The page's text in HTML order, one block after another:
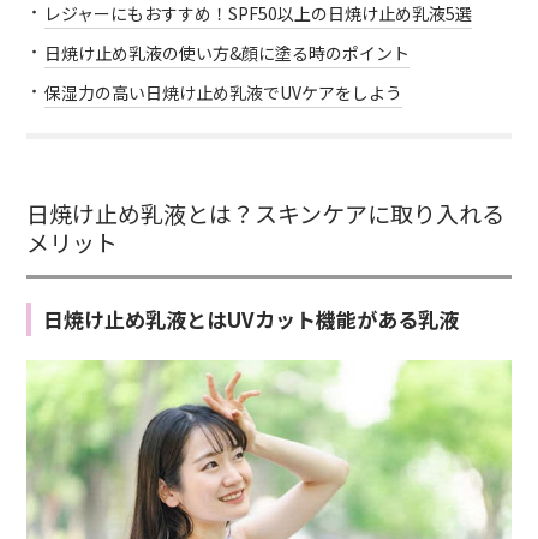
レジャーにもおすすめ！SPF50以上の日焼け止め乳液5選
日焼け止め乳液の使い方&顔に塗る時のポイント
保湿力の高い日焼け止め乳液でUVケアをしよう
日焼け止め乳液とは？スキンケアに取り入れる
メリット
日焼け止め乳液とはUVカット機能がある乳液